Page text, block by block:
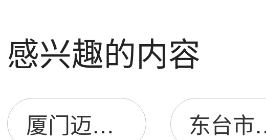
感兴趣的内容
厦门迈哲全贸易有限公司 东台市